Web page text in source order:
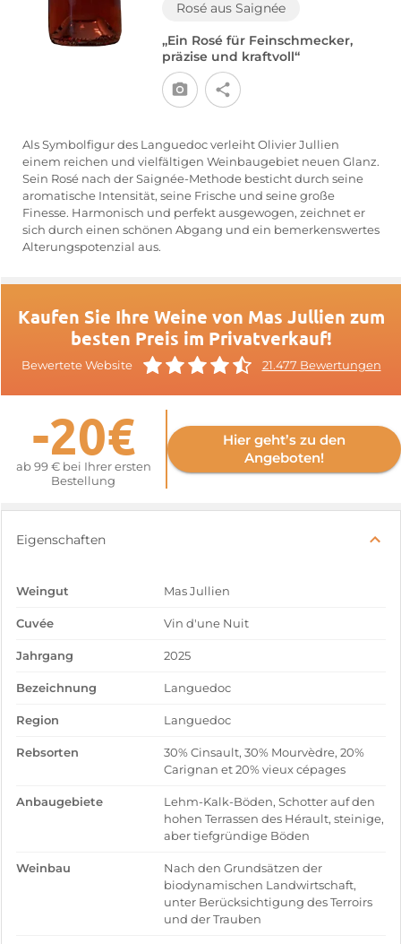
Rosé aus Saignée
„Ein Rosé für Feinschmecker,
präzise und kraftvoll“
Als Symbolfigur des Languedoc verleiht Olivier Jullien
einem reichen und vielfältigen Weinbaugebiet neuen Glanz.
Sein Rosé nach der Saignée-Methode besticht durch seine
aromatische Intensität, seine Frische und seine große
Finesse. Harmonisch und perfekt ausgewogen, zeichnet er
sich durch einen schönen Abgang und ein bemerkenswertes
Alterungspotenzial aus.
Kaufen Sie Ihre Weine von Mas Jullien zum
besten Preis im Privatverkauf!
Bewertete Website 21.477 Bewertungen
-20€
ab 99 € bei Ihrer ersten
Bestellung
Hier geht’s zu den
Angeboten!
Eigenschaften
Weingut Mas Jullien
Cuvée Vin d'une Nuit
Jahrgang 2025
Bezeichnung Languedoc
Region Languedoc
Rebsorten
30% Cinsault, 30% Mourvèdre, 20%
Carignan et 20% vieux cépages
Anbaugebiete
Lehm-Kalk-Böden, Schotter auf den
hohen Terrassen des Hérault, steinige,
aber tiefgründige Böden
Weinbau
Nach den Grundsätzen der
biodynamischen Landwirtschaft,
unter Berücksichtigung des Terroirs
und der Trauben